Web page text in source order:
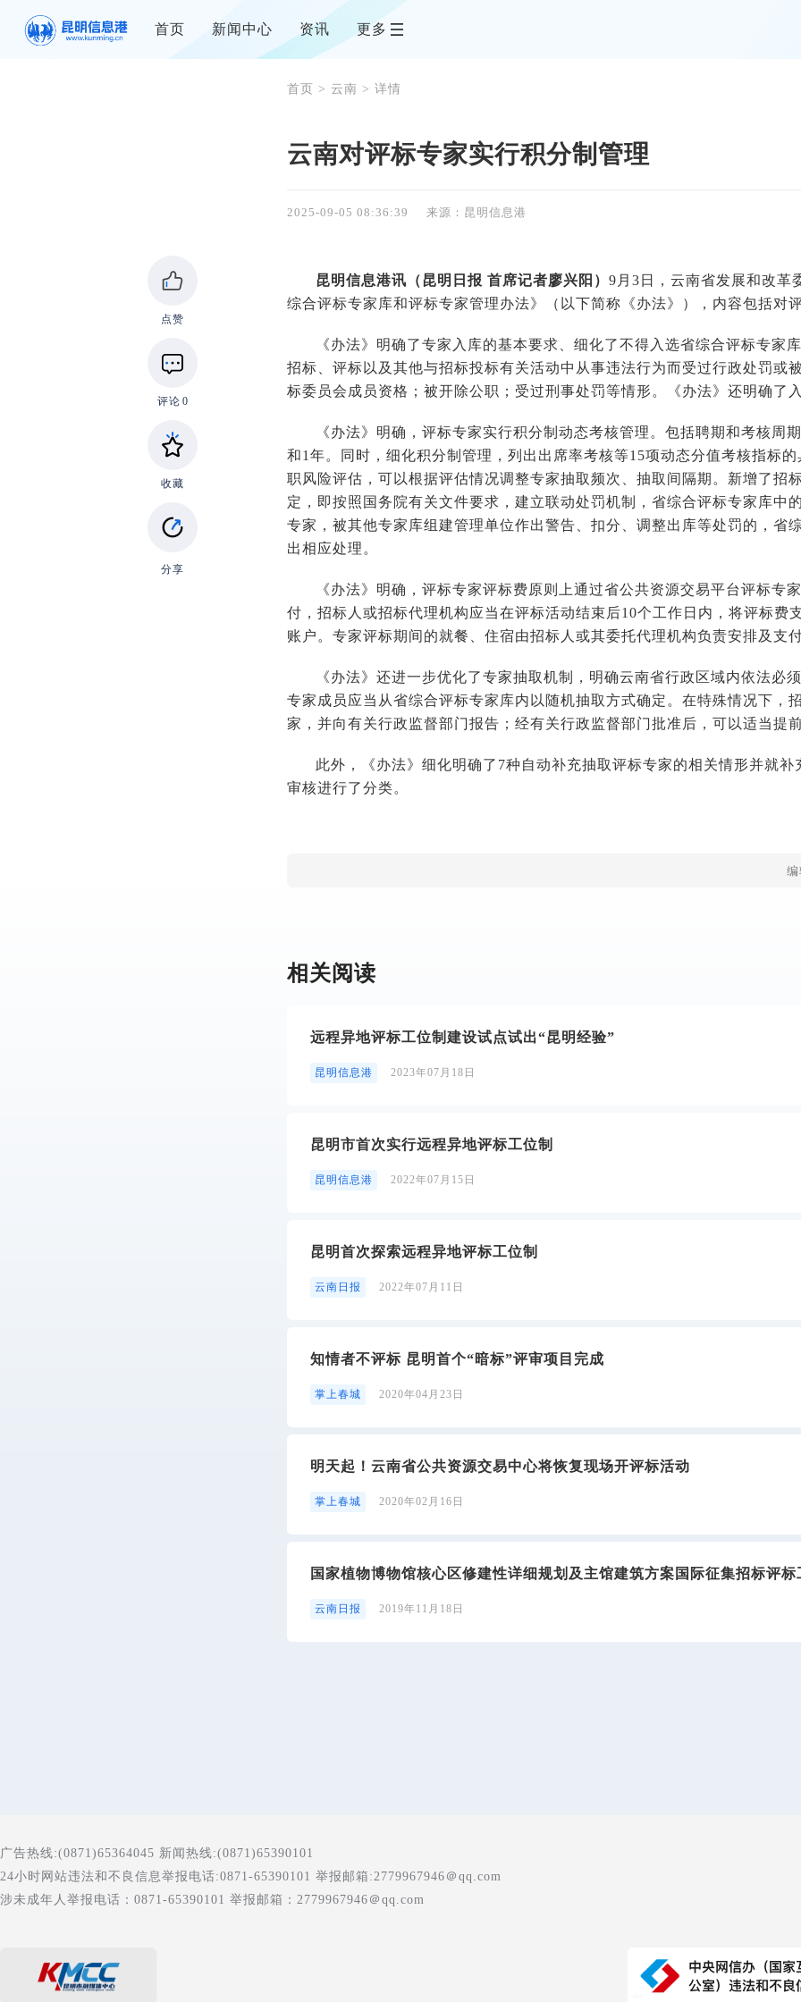
首页 新闻中心 资讯 更多
点赞
评论 0
收藏
分享
首页 > 云南 > 详情
云南对评标专家实行积分制管理
2025-09-05 08:36:39 来源：昆明信息港
昆明信息港讯（昆明日报 首席记者廖兴阳 ） 9月3日，云南省发展和改革
综合评标专家库和评标专家管理办法》（以下简称《办法》），内容包括对
《办法》明确了专家入库的基本要求、细化了不得入选省综合评标专家
招标、评标以及其他与招标投标有关活动中从事违法行为而受过行政处罚或
标委员会成员资格；被开除公职；受过刑事处罚等情形。《办法》还明确了
《办法》明确，评标专家实行积分制动态考核管理。包括聘期和考核周
和1年。同时，细化积分制管理，列出出席率考核等15项动态分值考核指标
职风险评估，可以根据评估情况调整专家抽取频次、抽取间隔期。新增了招
定，即按照国务院有关文件要求，建立联动处罚机制，省综合评标专家库中
专家，被其他专家库组建管理单位作出警告、扣分、调整出库等处罚的，省
出相应处理。
《办法》明确，评标专家评标费原则上通过省公共资源交易平台评标专
付，招标人或招标代理机构应当在评标活动结束后10个工作日内，将评标费
账户。专家评标期间的就餐、住宿由招标人或其委托代理机构负责安排及支
《办法》还进一步优化了专家抽取机制，明确云南省行政区域内依法必
专家成员应当从省综合评标专家库内以随机抽取方式确定。在特殊情况下，
家，并向有关行政监督部门报告；经有关行政监督部门批准后，可以适当提
此外，《办法》细化明确了7种自动补充抽取评标专家的相关情形并就
审核进行了分类。
相关阅读
远程异地评标工位制建设试点试出“昆明经验”
昆明信息港 2023年07月18日
昆明市首次实行远程异地评标工位制
昆明信息港 2022年07月15日
昆明首次探索远程异地评标工位制
云南日报 2022年07月11日
知情者不评标 昆明首个“暗标”评审项目完成
掌上春城 2020年04月23日
明天起！云南省公共资源交易中心将恢复现场开评标活动
掌上春城 2020年02月16日
国家植物博物馆核心区修建性详细规划及主馆建筑方案国际征集招标评标
云南日报 2019年11月18日
广告热线:(0871)65364045 新闻热线:(0871)65390101
24小时网站违法和不良信息举报电话:0871-65390101 举报邮箱:2779967946＠qq.com
涉未成年人举报电话：0871-65390101 举报邮箱：2779967946＠qq.com